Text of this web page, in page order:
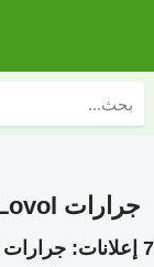
جرارات Lovol
7 إعلانات: جرارات Lovol